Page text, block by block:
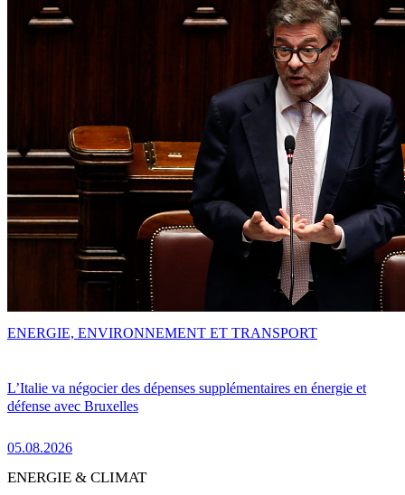
L’Italie va négocier des dépenses supplémentaires en énergie et
défense avec Bruxelles
05.08.2026
ENERGIE, ENVIRONNEMENT ET TRANSPORT
ENERGIE & CLIMAT